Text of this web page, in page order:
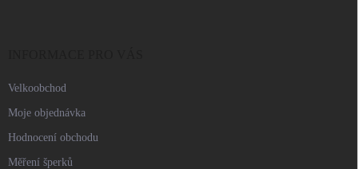
Velkoobchod
Moje objednávka
Hodnocení obchodu
Měření šperků